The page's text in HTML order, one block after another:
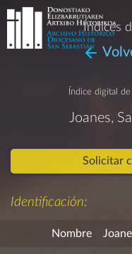
Índices
Índice digital
Joanes,
Solicitar
Identificación:
Nombre